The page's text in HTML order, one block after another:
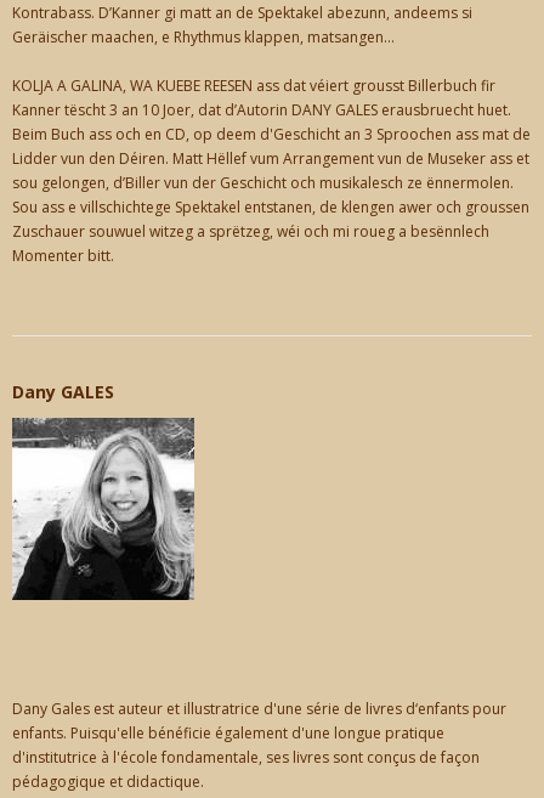
Kontrabass. D’Kanner gi matt an de Spektakel abezunn, andeems si
Geräischer maachen, e Rhythmus klappen, matsangen...
KOLJA A GALINA, WA KUEBE REESEN ass dat véiert grousst Billerbuch fir
Kanner tëscht 3 an 10 Joer, dat d’Autorin DANY GALES erausbruecht huet.
Beim Buch ass och en CD, op deem d'Geschicht an 3 Sproochen ass mat de
Lidder vun den Déiren. Matt Hëllef vum Arrangement vun de Museker ass et
sou gelongen, d’Biller vun der Geschicht och musikalesch ze ënnermolen.
Sou ass e villschichtege Spektakel entstanen, de klengen awer och groussen
Zuschauer souwuel witzeg a sprëtzeg, wéi och mi roueg a besënnlech
Momenter bitt.
Dany GALES
Dany Gales est auteur et illustratrice d'une série de livres d‘enfants pour
enfants. Puisqu'elle bénéficie également d'une longue pratique
d'institutrice à l'école fondamentale, ses livres sont conçus de façon
pédagogique et didactique.